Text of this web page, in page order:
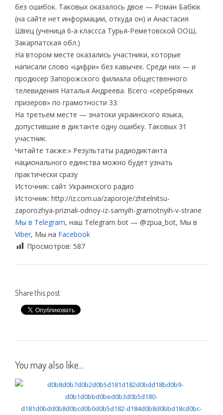
без ошибок. Таковых оказалось двое — Роман Бабюк
(на сайте нет информации, откуда он) и Анастасия
Швец (ученица 6-а классса Турья-Реметовской ООШ,
Закарпатская обл.)
На втором месте оказались участники, которые
написали слово «цифри» без кавычек. Среди них — и
продюсер Запорожского филиала общественного
телевидения Наталья Андреева. Всего «серебряных
призеров» по грамотности 33.
На третьем месте — знатоки украинского языка,
допустившие в диктанте одну ошибку. Таковых 31
участник.
Читайте также:» Результаты радиодиктанта
национального единства можно будет узнать
практически сразу
Источник: сайт Украинского радио
Источник: http://iz.com.ua/zaporoje/zhitelnitsu-
zaporozhya-priznali-odnoy-iz-samyih-gramotnyih-v-strane
Мы в Telegram, наш Telegram bot — @zpua_bot, Мы в
Viber, Мы на Facebook
Просмотров: 587
Share this post
You may also like...